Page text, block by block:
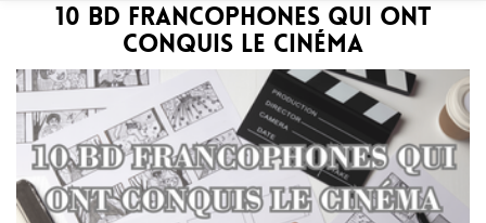
10 BD FRANCOPHONES QUI ONT
CONQUIS LE CINÉMA